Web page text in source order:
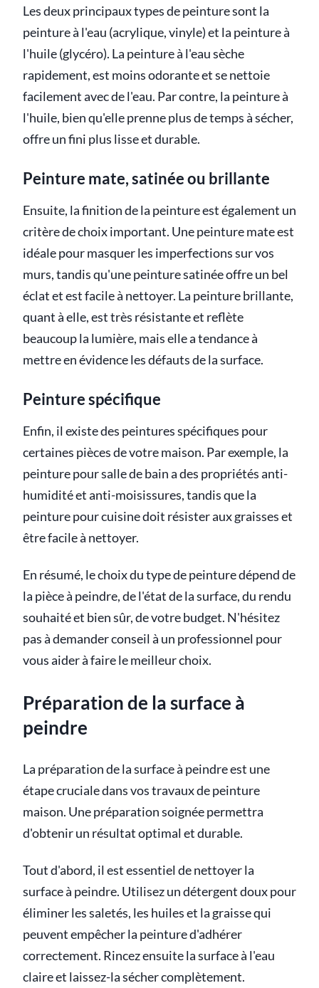
Les deux principaux types de peinture sont la
peinture à l'eau (acrylique, vinyle) et la peinture à
l'huile (glycéro). La peinture à l'eau sèche
rapidement, est moins odorante et se nettoie
facilement avec de l'eau. Par contre, la peinture à
l'huile, bien qu'elle prenne plus de temps à sécher,
offre un fini plus lisse et durable.
Peinture mate, satinée ou brillante
Ensuite, la finition de la peinture est également un
critère de choix important. Une peinture mate est
idéale pour masquer les imperfections sur vos
murs, tandis qu'une peinture satinée offre un bel
éclat et est facile à nettoyer. La peinture brillante,
quant à elle, est très résistante et reflète
beaucoup la lumière, mais elle a tendance à
mettre en évidence les défauts de la surface.
Peinture spécifique
Enfin, il existe des peintures spécifiques pour
certaines pièces de votre maison. Par exemple, la
peinture pour salle de bain a des propriétés anti-
humidité et anti-moisissures, tandis que la
peinture pour cuisine doit résister aux graisses et
être facile à nettoyer.
En résumé, le choix du type de peinture dépend de
la pièce à peindre, de l'état de la surface, du rendu
souhaité et bien sûr, de votre budget. N'hésitez
pas à demander conseil à un professionnel pour
vous aider à faire le meilleur choix.
Préparation de la surface à
peindre
La préparation de la surface à peindre est une
étape cruciale dans vos travaux de peinture
maison. Une préparation soignée permettra
d'obtenir un résultat optimal et durable.
Tout d'abord, il est essentiel de nettoyer la
surface à peindre. Utilisez un détergent doux pour
éliminer les saletés, les huiles et la graisse qui
peuvent empêcher la peinture d'adhérer
correctement. Rincez ensuite la surface à l'eau
claire et laissez-la sécher complètement.